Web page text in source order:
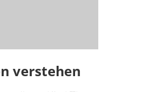
verstehen